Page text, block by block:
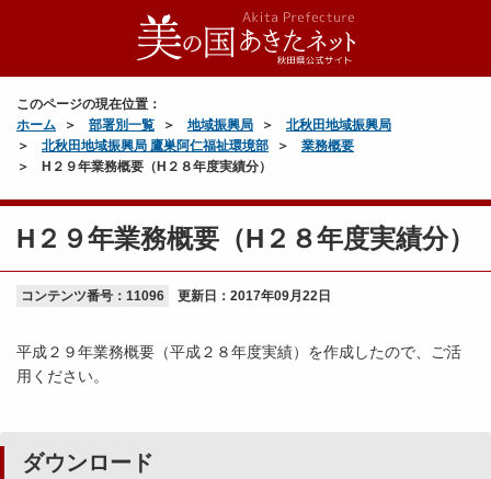
このページの現在位置：
ホーム
部署別一覧 地域振興局
北秋田地域振興局
北秋田地域振興局 鷹巣阿仁福祉環境部
業務概要
H２９年業務概要（H２８年度実績分）
H２９年業務概要（H２８年度実績分）
コンテンツ番号：11096 更新日： 2017年09月22日
平成２９年業務概要（平成２８年度実績）を作成したので、ご活
用ください。
ダウンロード